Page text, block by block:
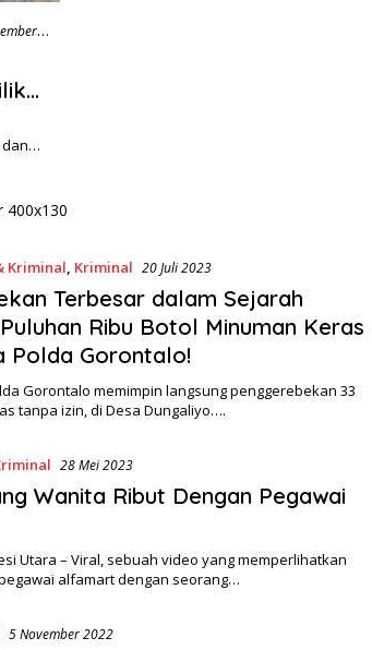
dan…
Kriminal, Kriminal 20 Juli 2023
Terbesar dalam Sejarah
Ribu Botol Minuman Keras
Polda Gorontalo!
Gorontalo memimpin langsung penggerebekan 33
tanpa izin, di Desa Dungaliyo….
28 Mei 2023
Wanita Ribut Dengan Pegawai
Utara – Viral, sebuah video yang memperlihatkan
alfamart dengan seorang…
5 November 2022